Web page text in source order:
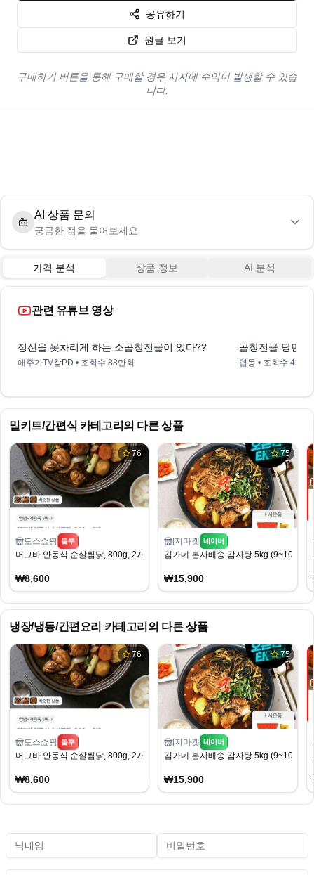
공유하기
원글 보기
구매하기 버튼을 통해 구매할 경우 사자에 수익이 발생할 수 있습
니다.
AI 상품 문의
궁금한 점을 물어보세요
가격 분석 상품 정보 AI 분석
관련 유튜브 영상
정신을 못차리게 하는 소곱창전골이 있다??
애주가TV참PD • 조회수 88만회
곱창전골 당면
엽동 • 조회수 45만
밀키트/간편식 카테고리의 다른 상품
76
토스쇼핑 뽐뿌
머그바 안동식 순살찜닭, 800g, 2개
₩8,600
75
[지마켓 네이버
김가네 본사배송 감자탕 5kg (9~10인분)
₩15,900
냉장/냉동/간편요리 카테고리의 다른 상품
76
토스쇼핑 뽐뿌
머그바 안동식 순살찜닭, 800g, 2개
₩8,600
75
[지마켓 네이버
김가네 본사배송 감자탕 5kg (9~10인분)
₩15,900